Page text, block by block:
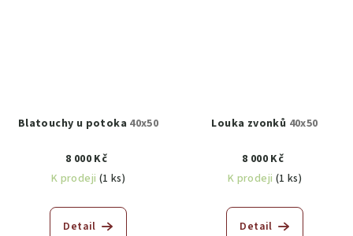
Blatouchy u potoka 40x50
8 000 Kč
K prodeji (1 ks)
Detail
Louka zvonků 40x50
8 000 Kč
K prodeji (1 ks)
Detail